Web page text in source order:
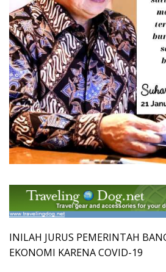
INILAH JURUS PEMERINTAH
EKONOMI KARENA COVID-19